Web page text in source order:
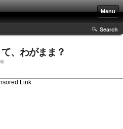
Menu
Search
、わがまま？
Link